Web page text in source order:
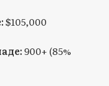
$105,000
900+ (85%